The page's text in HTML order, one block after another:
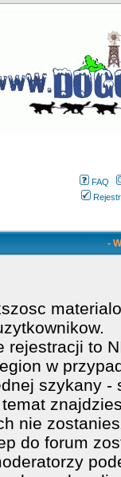
FAQ
-
rejestracji to
w
szykany
nie
do forum